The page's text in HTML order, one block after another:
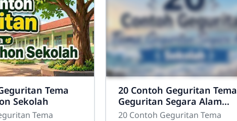
Tema
Sekolah
Tema
20 Contoh Geguritan Tema
Geguritan Segara Alam
Sekolah
20 Contoh Geguritan Tema